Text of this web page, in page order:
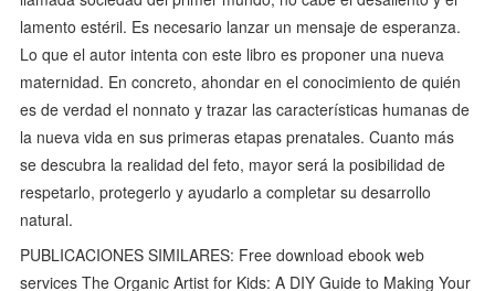
lamento estéril. Es necesario lanzar un mensaje de esperanza.
Lo que el autor intenta con este libro es proponer una nueva
maternidad. En concreto, ahondar en el conocimiento de quién
es de verdad el nonnato y trazar las características humanas de
la nueva vida en sus primeras etapas prenatales. Cuanto más
se descubra la realidad del feto, mayor será la posibilidad de
respetarlo, protegerlo y ayudarlo a completar su desarrollo
natural.
PUBLICACIONES SIMILARES: Free download ebook web
services The Organic Artist for Kids: A DIY Guide to Making Your